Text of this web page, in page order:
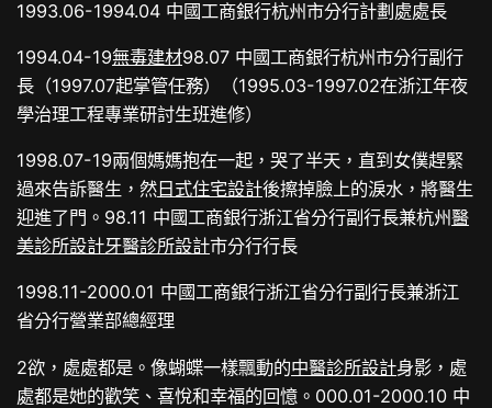
1993.06-1994.04 中國工商銀行杭州市分行計劃處處長
1994.04-19無毒建材98.07 中國工商銀行杭州市分行副行
長（1997.07起掌管任務）（1995.03-1997.02在浙江年夜
學治理工程專業研討生班進修）
1998.07-19兩個媽媽抱在一起，哭了半天，直到女僕趕緊
過來告訴醫生，然 日式住宅設計後擦掉臉上的淚水，將醫生
迎進了門。98.11 中國工商銀行浙江省分行副行長兼杭州醫
美診所設計牙醫診所設計市分行行長
1998.11-2000.01 中國工商銀行浙江省分行副行長兼浙江
省分行營業部總經理
2欲，處處都是。像蝴蝶一樣飄動的中醫診所設計身影，處
處都是她的歡笑、喜悅和幸福的回憶。000.01-2000.10 中